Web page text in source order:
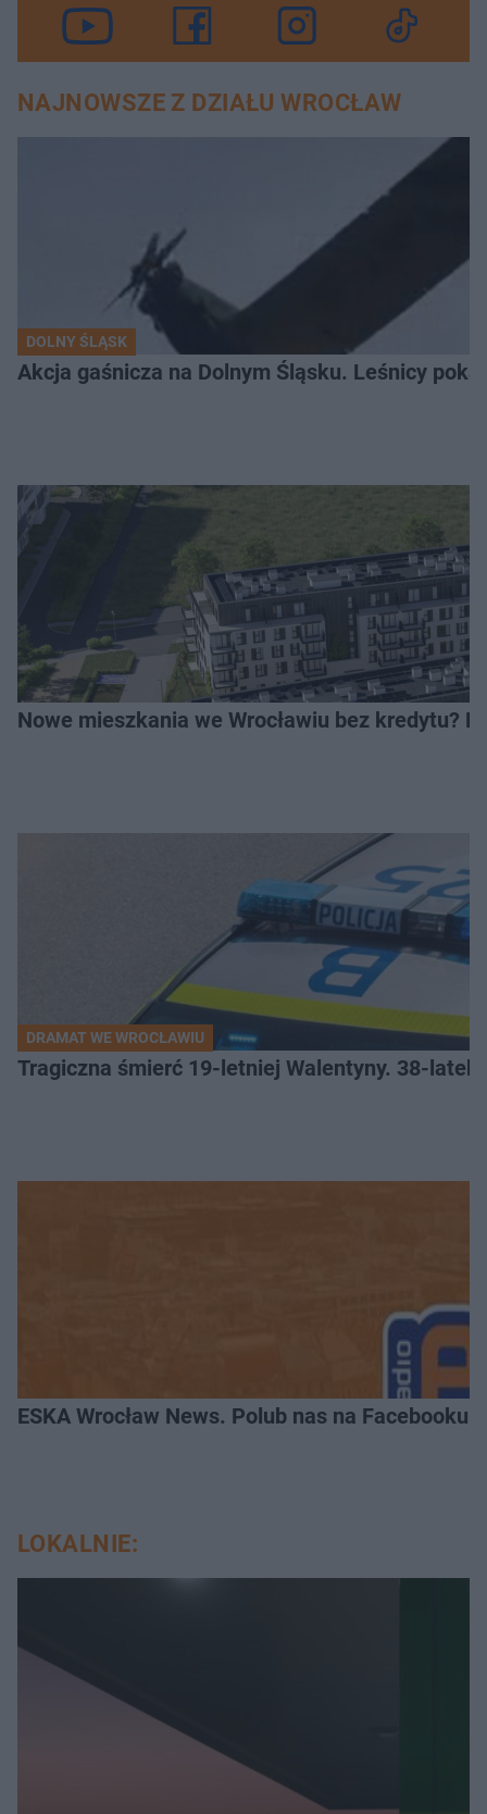
NAJNOWSZE Z DZIAŁU WROCŁAW
DOLNY ŚLĄSK
Akcja gaśnicza na Dolnym Śląsku. Leśnicy
Nowe mieszkania we Wrocławiu bez kredytu?
DRAMAT WE WROCŁAWIU
Tragiczna śmierć 19-letniej Walentyny. 38-
ESKA Wrocław News. Polub nas na Facebooku!
LOKALNIE: